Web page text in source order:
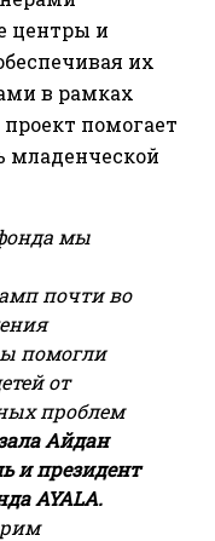
центры и
их
в рамках
помогает
младенческой
мы
почти во
помогли
от
проблем
Айдан
и президент
AYALA.